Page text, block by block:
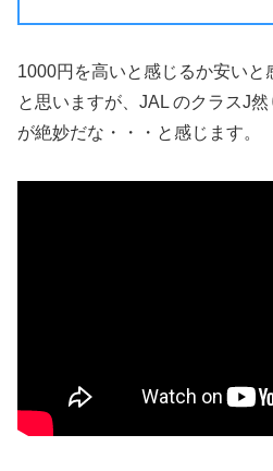
1000円を高いと感じるか安い
と思いますが、JAL のクラスJ
が絶妙だな・・・と感じます。